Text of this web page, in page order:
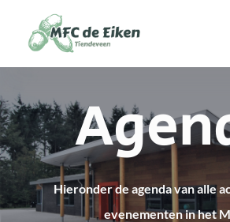
Ga naar de inhoud
Hieronder de agenda van alle
evenementen in het